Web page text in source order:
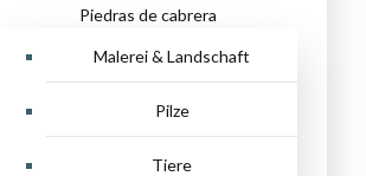
Piedras de cabrera
Malerei & Landschaft
Pilze
Tiere